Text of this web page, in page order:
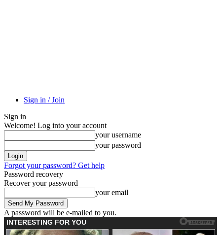
Sign in / Join
Sign in
Welcome! Log into your account
your username
your password
Forgot your password? Get help
Password recovery
Recover your password
your email
A password will be e-mailed to you.